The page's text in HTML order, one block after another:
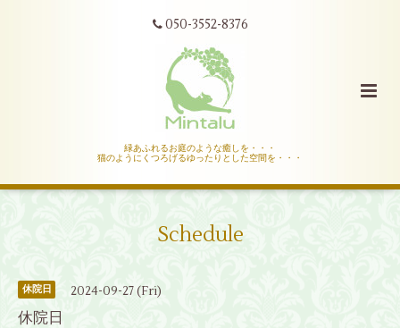
050-3552-8376
緑あふれるお庭のような癒しを・・・
猫のようにくつろげるゆったりとした空間を・・・
Schedule
休院日 2024-09-27 (Fri)
休院日